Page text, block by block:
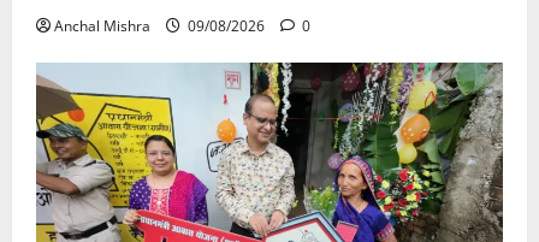
Anchal Mishra 09/08/2026 0